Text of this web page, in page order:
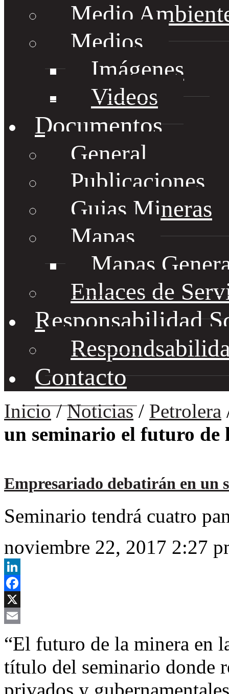
Medio
Medios
Imágenes
Videos
Documentos
General
Publicaciones
Guias Mineras
Mapas
Mapas
Enlaces de
Responsabilidad
Contacto
Inicio/Noticias/ Petrolera
un seminario el futuro de
Empresariado debatirán en un
Seminario tendrá cuatro
noviembre 22, 2017 2:27
LinkedIn
Facebook
X
“El futuro de la minera en
título del seminario donde